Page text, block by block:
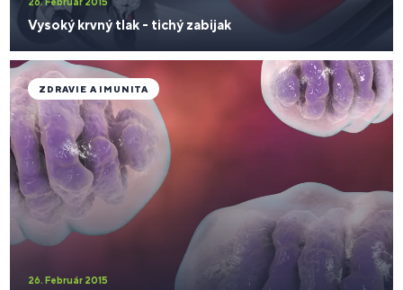
Vysoký krvný tlak - tichý zabijak
26. Február 2015
ZDRAVIE A IMUNITA